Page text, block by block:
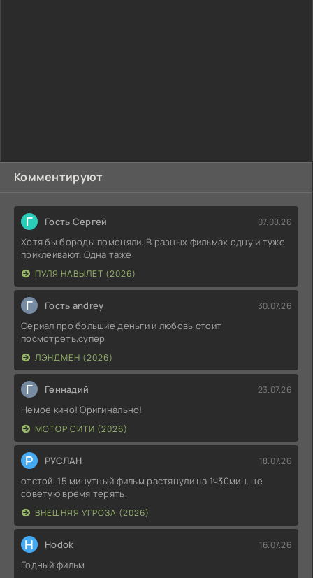
Комментируют
Г Гость Сергей 07.08.26
Хотя бы бороды поменяли. В разных фильмах одну и туже
приклеивают. Одна таже
ПУЛЯ НАВЫЛЕТ (2026)
Г Гость andrey 30.07.26
Сериал про большие деньги и любовь стоит
посмотреть,супер
ЛЭНДМЕН (2026)
Г Геннадий 23.07.26
Немое кино! Оригинально!
МОТОР СИТИ (2026)
Р РУСЛАН 18.07.26
отстой. 15 минутный фильм растянули на 1ч30мин. не
советую время терять.
ВНЕШНЯЯ УГРОЗА (2026)
H Hodok 16.07.26
Годный фильм